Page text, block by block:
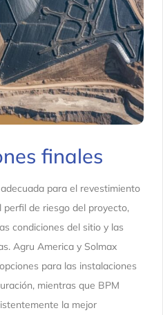
finales
para el revestimiento
de riesgo del proyecto,
condiciones del sitio y las
Agru America y Solmax
para las instalaciones
mientras que BPM
la mejor